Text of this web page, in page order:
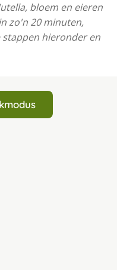
bloem en eieren
zo'n 20 minuten,
stappen hieronder en